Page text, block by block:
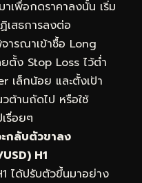
พื่อกดราคาลงนั้น เริ่ม
เสธการลงต่อ
ารณาเข้าซื้อ Long
ตั้ง Stop Loss ไว้ต่ำ
เล็กน้อย และตั้งเป้า
ต้านถัดไป หรือใช้
รื่อยๆ
กลับตัวขาลง
H1
ได้ปรับตัวขึ้นมาอย่าง